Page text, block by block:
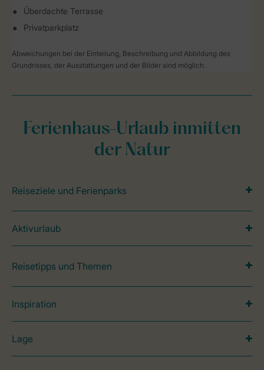
Überdachte Terrasse
Privatparkplatz
Abweichungen bei der Einteilung, Beschreibung und Abbildung des
Grundrisses, der Ausstattungen und der Bilder sind möglich.
Ferienhaus-Urlaub inmitten
der Natur
Reiseziele und Ferienparks
Aktivurlaub
Reisetipps und Themen
Inspiration
Lage